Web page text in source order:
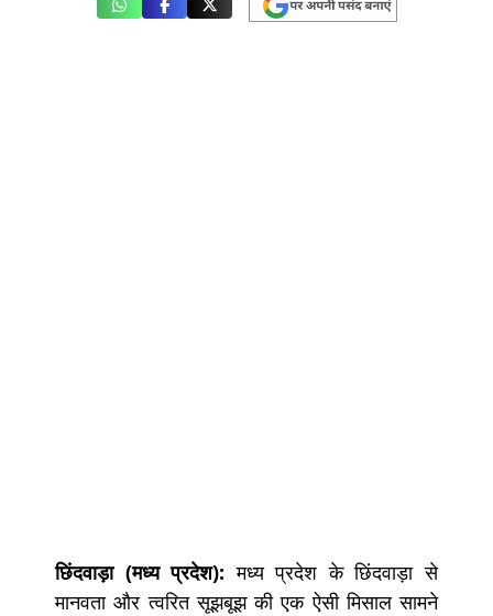
छिंदवाड़ा (मध्य प्रदेश): मध्य प्रदेश के छिंदवाड़ा से
मानवता और त्वरित सूझबूझ की एक ऐसी मिसाल सामने